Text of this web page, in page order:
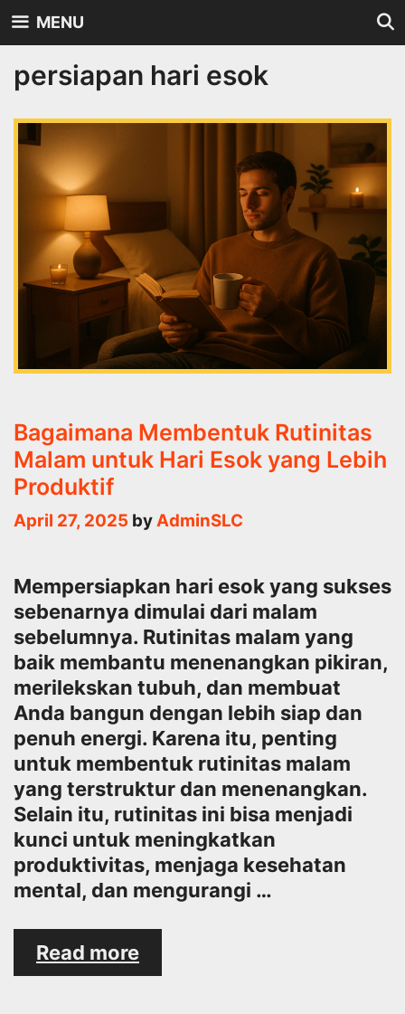
Skip
content
MENU
persiapan hari esok
Bagaimana Membentuk Rutinitas
Malam untuk Hari Esok yang Lebih
Produktif
April 27, 2025 byAdminSLC
Mempersiapkan hari esok yang sukses
sebenarnya dimulai dari malam
sebelumnya. Rutinitas malam yang
baik membantu menenangkan pikiran,
merilekskan tubuh, dan membuat
Anda bangun dengan lebih siap dan
penuh energi. Karena itu, penting
untuk membentuk rutinitas malam
yang terstruktur dan menenangkan.
Selain itu, rutinitas ini bisa menjadi
kunci untuk meningkatkan
produktivitas, menjaga kesehatan
mental, dan mengurangi …
Read moreBagaimana
Membentuk